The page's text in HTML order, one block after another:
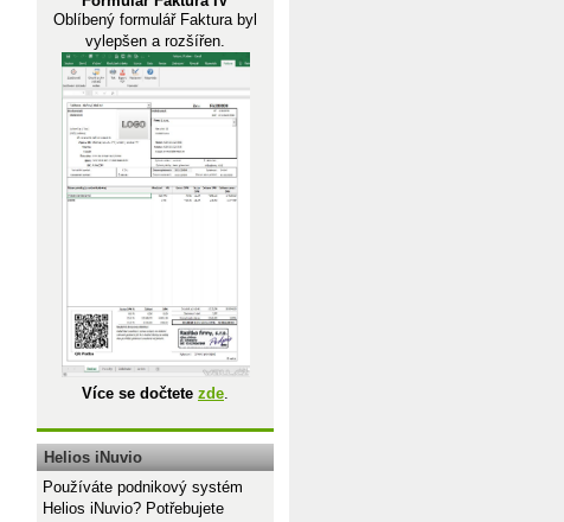
Oblíbený formulář Faktura byl
vylepšen a rozšířen.
Více se dočtete zde.
Helios iNuvio
Používáte podnikový systém
Helios iNuvio? Potřebujete